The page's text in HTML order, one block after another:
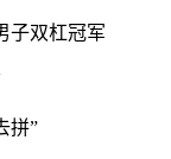
子双杠冠军
拼”